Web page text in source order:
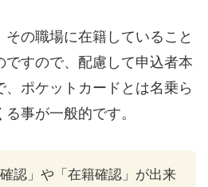
の職場に在籍していること
ですので、配慮して申込者本
、ポケットカードとは名乗ら
事が一般的です。
確認」や「在籍確認」が出来